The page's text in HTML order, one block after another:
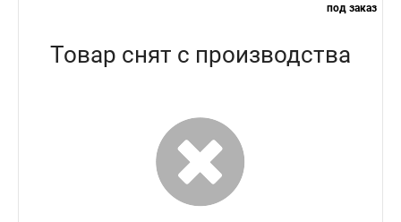
под заказ
Товар снят с производства